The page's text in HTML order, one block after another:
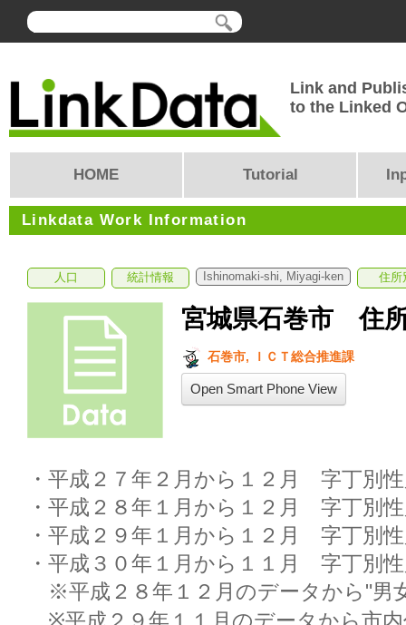
Link and
to the Linked
HOME Tutorial
Linkdata Work Information
人口 統計情報 Ishinomaki-shi, Miyagi-ken 住所
宮城県石巻市 住
石巻市, ＩＣＴ総合推進課
Open Smart Phone View
・平成２７年２月から１２月　字丁別
・平成２８年１月から１２月　字丁別
・平成２９年１月から１２月　字丁別
・平成３０年１月から１１月　字丁別
※平成２８年１２月のデータから"男